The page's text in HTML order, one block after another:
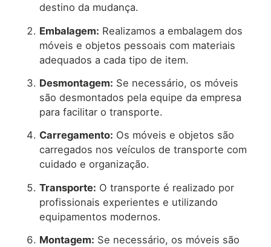
destino da mudança.
Embalagem: Realizamos a embalagem dos
móveis e objetos pessoais com materiais
adequados a cada tipo de item.
Desmontagem: Se necessário, os móveis
são desmontados pela equipe da empresa
para facilitar o transporte.
Carregamento: Os móveis e objetos são
carregados nos veículos de transporte com
cuidado e organização.
Transporte: O transporte é realizado por
profissionais experientes e utilizando
equipamentos modernos.
Montagem: Se necessário, os móveis são